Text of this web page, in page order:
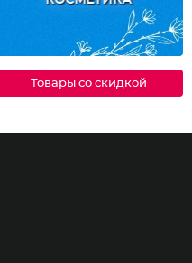
Товары со скидкой